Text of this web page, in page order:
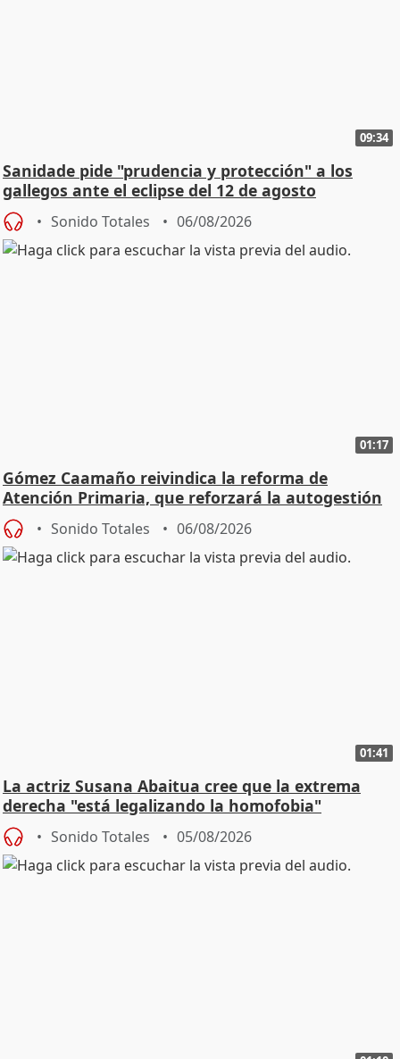
09:34
Sanidade pide "prudencia y protección" a los
gallegos ante el eclipse del 12 de agosto
Sonido Totales 06/08/2026
01:17
Gómez Caamaño reivindica la reforma de
Atención Primaria, que reforzará la autogestión
Sonido Totales 06/08/2026
01:41
La actriz Susana Abaitua cree que la extrema
derecha "está legalizando la homofobia"
Sonido Totales 05/08/2026